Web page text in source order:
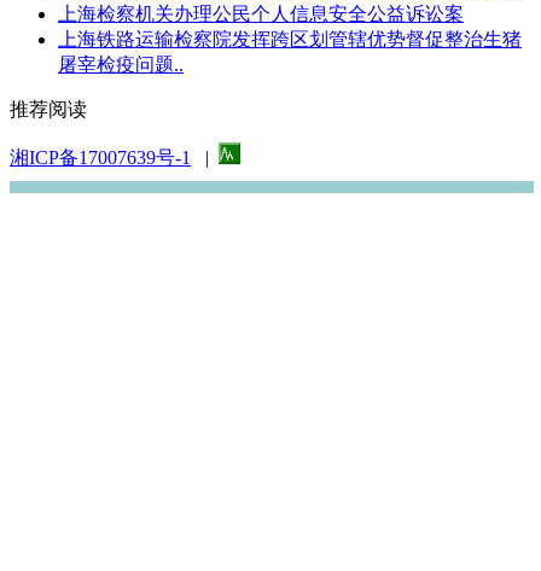
上海检察机关办理公民个人信息安全公益诉讼案
上海铁路运输检察院发挥跨区划管辖优势督促整治生猪
屠宰检疫问题..
推荐阅读
湘ICP备17007639号-1 |